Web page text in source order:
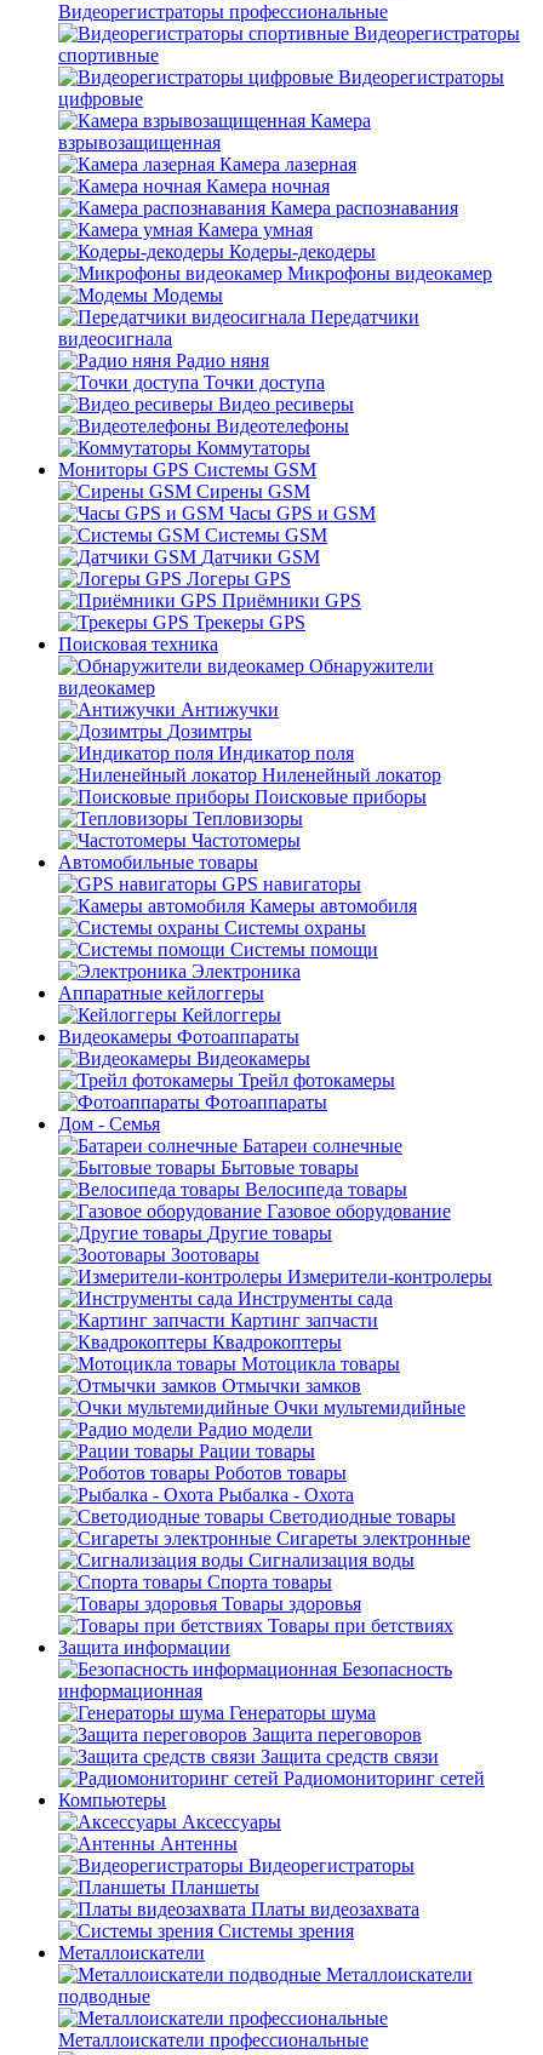
Видеорегистраторы профессиональные
Видеорегистраторы
спортивные
Видеорегистраторы
цифровые
Камера
взрывозащищенная
Камера лазерная
Камера ночная
Камера распознавания
Камера умная
Кодеры-декодеры
Микрофоны видеокамер
Модемы
Передатчики
видеосигнала
Радио няня
Точки доступа
Видео ресиверы
Видеотелефоны
Коммутаторы
Мониторы GPS Системы GSM
Сирены GSM
Часы GPS и GSM
Системы GSM
Датчики GSM
Логеры GPS
Приёмники GPS
Трекеры GPS
Поисковая техника
Обнаружители
видеокамер
Антижучки
Дозимтры
Индикатор поля
Ниленейный локатор
Поисковые приборы
Тепловизоры
Частотомеры
Автомобильные товары
GPS навигаторы
Камеры автомобиля
Системы охраны
Системы помощи
Электроника
Аппаратные кейлоггеры
Кейлоггеры
Видеокамеры Фотоаппараты
Видеокамеры
Трейл фотокамеры
Фотоаппараты
Дом - Семья
Батареи солнечные
Бытовые товары
Велосипеда товары
Газовое оборудование
Другие товары
Зоотовары
Измерители-контролеры
Инструменты сада
Картинг запчасти
Квадрокоптеры
Мотоцикла товары
Отмычки замков
Очки мультемидийные
Радио модели
Рации товары
Роботов товары
Рыбалка - Охота
Светодиодные товары
Сигареты электронные
Сигнализация воды
Спорта товары
Товары здоровья
Товары при бетствиях
Защита информации
Безопасность
информационная
Генераторы шума
Защита переговоров
Защита средств связи
Радиомониторинг сетей
Компьютеры
Аксессуары
Антенны
Видеорегистраторы
Планшеты
Платы видеозахвата
Системы зрения
Металлоискатели
Металлоискатели
подводные
Металлоискатели профессиональные